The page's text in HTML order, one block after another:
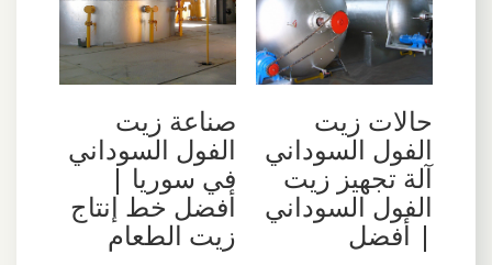
حالات زيت
الفول السوداني
آلة تجهيز زيت
الفول السوداني
| أفضل
صناعة زيت
الفول السوداني
في سوريا |
أفضل خط إنتاج
زيت الطعام